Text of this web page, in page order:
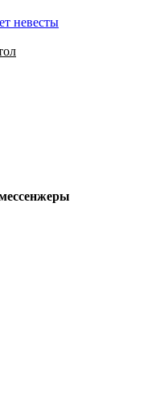
невесты